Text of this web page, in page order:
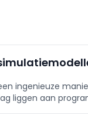
ingenieuze
liggen aan